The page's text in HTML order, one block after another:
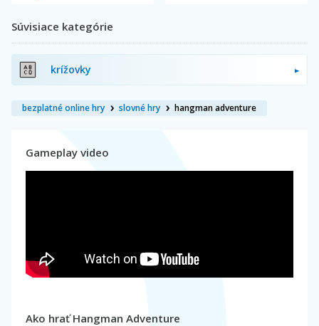
Súvisiace kategórie
krížovky
bezplatné online hry slovné hry hangman adventure
Gameplay video
Ako hrať Hangman Adventure